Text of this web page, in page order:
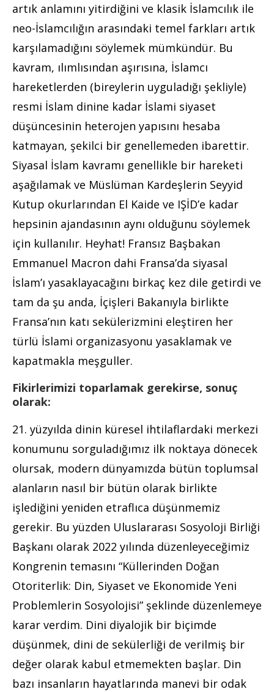
artık anlamını yitirdiğini ve klasik İslamcılık ile
neo-İslamcılığın arasındaki temel farkları artık
karşılamadığını söylemek mümkündür. Bu
kavram, ılımlısından aşırısına, İslamcı
hareketlerden (bireylerin uyguladığı şekliyle)
resmi İslam dinine kadar İslami siyaset
düşüncesinin heterojen yapısını hesaba
katmayan, şekilci bir genellemeden ibarettir.
Siyasal İslam kavramı genellikle bir hareketi
aşağılamak ve Müslüman Kardeşlerin Seyyid
Kutup okurlarından El Kaide ve IŞİD’e kadar
hepsinin ajandasının aynı olduğunu söylemek
için kullanılır. Heyhat! Fransız Başbakan
Emmanuel Macron dahi Fransa’da siyasal
İslam’ı yasaklayacağını birkaç kez dile getirdi ve
tam da şu anda, İçişleri Bakanıyla birlikte
Fransa’nın katı sekülerizmini eleştiren her
türlü İslami organizasyonu yasaklamak ve
kapatmakla meşguller.
Fikirlerimizi toparlamak gerekirse, sonuç
olarak:
21. yüzyılda dinin küresel ihtilaflardaki merkezi
konumunu sorguladığımız ilk noktaya dönecek
olursak, modern dünyamızda bütün toplumsal
alanların nasıl bir bütün olarak birlikte
işlediğini yeniden etraflıca düşünmemiz
gerekir. Bu yüzden Uluslararası Sosyoloji Birliği
Başkanı olarak 2022 yılında düzenleyeceğimiz
Kongrenin temasını “Küllerinden Doğan
Otoriterlik: Din, Siyaset ve Ekonomide Yeni
Problemlerin Sosyolojisi” şeklinde düzenlemeye
karar verdim. Dini diyalojik bir biçimde
düşünmek, dini de sekülerliği de verilmiş bir
değer olarak kabul etmemekten başlar. Din
bazı insanların hayatlarında manevi bir odak